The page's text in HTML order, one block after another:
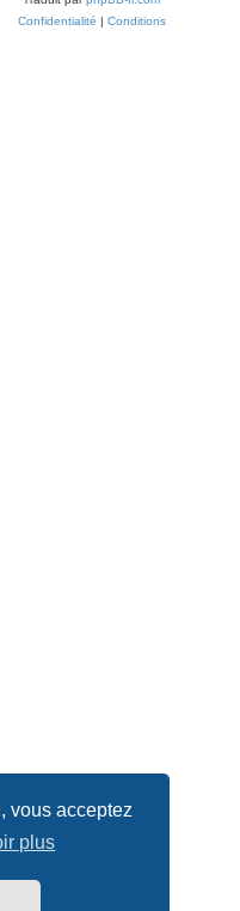
vous acceptez
plus
Confidentialité | Conditions